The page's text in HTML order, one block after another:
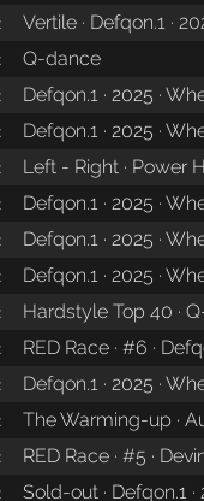
Vertile · Defqon.1 ·
Q-dance
Defqon.1 · 2025 ·
Defqon.1 · 2025 ·
Left - Right · Power
Defqon.1 · 2025 ·
Defqon.1 · 2025 ·
Defqon.1 · 2025 ·
Hardstyle Top 40 ·
RED Race · #6 ·
Defqon.1 · 2025 ·
The Warming-up ·
RED Race · #5 ·
Sold-out · Defqon.1